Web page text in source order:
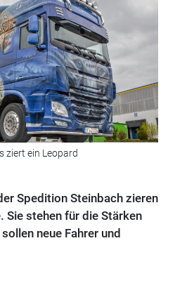
ziert ein Leopard
Spedition Steinbach zieren
stehen für die Stärken
neue Fahrer und